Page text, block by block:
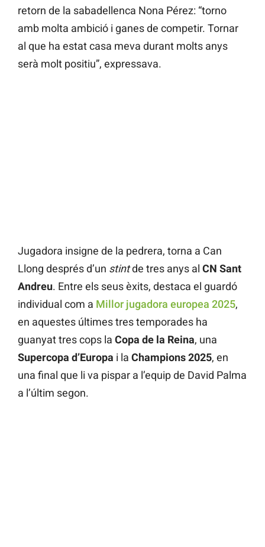
retorn de la sabadellenca Nona Pérez: “torno
amb molta ambició i ganes de competir. Tornar
al que ha estat casa meva durant molts anys
serà molt positiu”, expressava.
Jugadora insigne de la pedrera, torna a Can
Llong després d’un stintde tres anys al CN Sant
Andreu. Entre els seus èxits, destaca el guardó
individual com a Millor jugadora europea 2025,
en aquestes últimes tres temporades ha
guanyat tres cops la Copa de la Reina, una
Supercopa d’Europa i la Champions 2025, en
una final que li va pispar a l’equip de David Palma
a l’últim segon.